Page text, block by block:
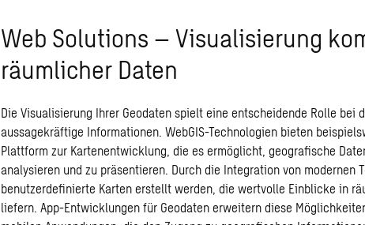
Web Solutions – Visualisierung
räumlicher Daten
Die Visualisierung Ihrer Geodaten spielt eine entscheidende Rolle bei
aussagekräftige Informationen. WebGIS-Technologien bieten
Plattform zur Kartenentwicklung, die es ermöglicht, geografische
analysieren und zu präsentieren. Durch die Integration von modernen
benutzerdefinierte Karten erstellt werden, die wertvolle Einblicke in
liefern. App-Entwicklungen für Geodaten erweitern diese